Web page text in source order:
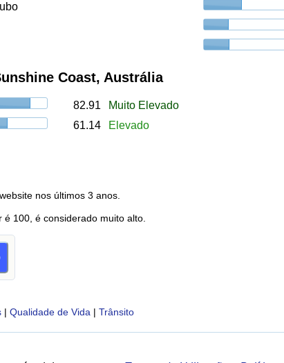
Coast, Austrália
82.91
Muito Elevado
61.14 Elevado
nos últimos 3 anos.
100, é considerado muito alto.
| Qualidade de Vida | Trânsito